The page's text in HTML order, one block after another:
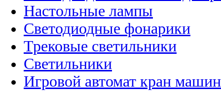
Настольные лампы
Светодиодные фонарики
Трековые светильники
Светильники
Игровой автомат кран